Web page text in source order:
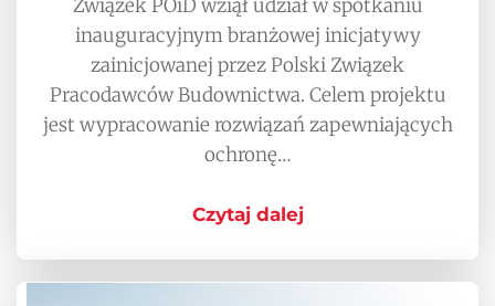
Związek POiD wziął udział w spotkaniu
inauguracyjnym branżowej inicjatywy
zainicjowanej przez Polski Związek
Pracodawców Budownictwa. Celem projektu
jest wypracowanie rozwiązań zapewniających
ochronę…
Czytaj dalej